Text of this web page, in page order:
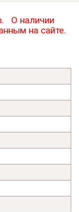
О наличии
на сайте.